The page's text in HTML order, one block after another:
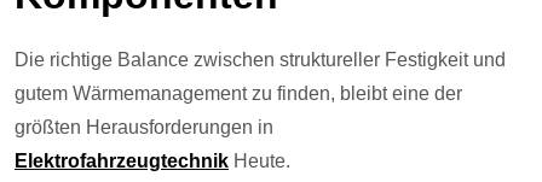
Die richtige Balance zwischen struktureller Festigkeit und
gutem Wärmemanagement zu finden, bleibt eine der
größten Herausforderungen in
Elektrofahrzeugtechnik Heute.